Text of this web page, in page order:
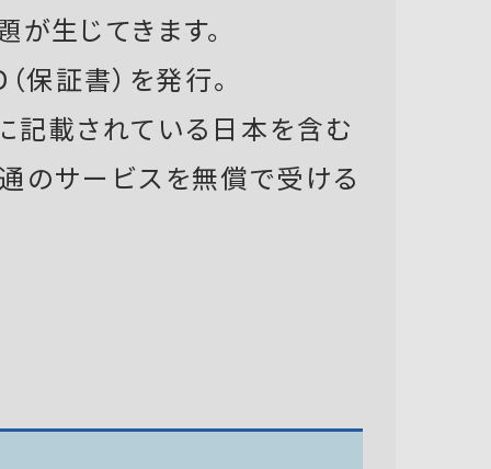
生じてきます。
保証書）を発行。
記載されている日本を含む
のサービスを無償で受ける